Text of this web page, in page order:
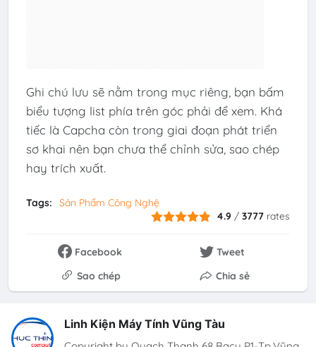
Ghi chú lưu sẽ nằm trong mục riêng, bạn bấm
biểu tượng list phía trên góc phải để xem. Khá
tiếc là Capcha còn trong giai đoạn phát triển
sơ khai nên bạn chưa thể chỉnh sửa, sao chép
hay trích xuất.
Tags:
Sản Phẩm Công Nghệ
4.9 /3777 rates
Facebook
Tweet
Sao chép
Chia sẻ
Linh Kiện Máy Tính Vũng Tàu